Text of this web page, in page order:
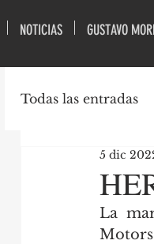
NOTICIAS GUSTAVO
Todas las entradas
5 dic
La